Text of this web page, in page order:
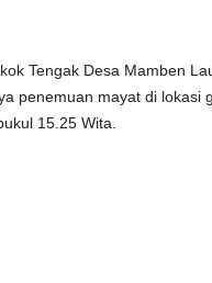
Tengak Desa Mamben
penemuan mayat di lokasi
15.25 Wita.